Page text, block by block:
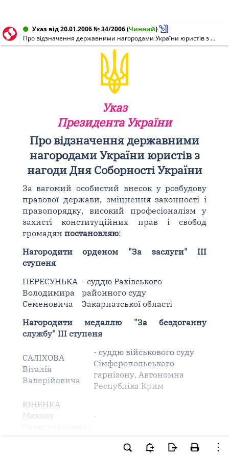
Указ від 20.01.2006 № 34/2006(Чинний)
Про відзначення державними нагородами України юристів з нагоди Дня Соборності України
Указ
Президента України
Про відзначення державними
нагородами України юристів з
нагоди Дня Соборності України
За вагомий особистий внесок у розбудову
правової держави, зміцнення законності і
правопорядку, високий професіоналізм у
захисті конституційних прав і свобод
громадян постановляю:
Нагородити орденом "За заслуги" III
ступеня
ПЕРЕСУНЬКА
Володимира
Семеновича
- суддю Рахівського
районного суду
Закарпатської області
Нагородити медаллю "За бездоганну
службу" III ступеня
САЛІХОВА
Віталія
Валерійовича
- суддю військового суду
Сімферопольського
гарнізону, Автономна
Республіка Крим
ЮНЕНКА
Миколу
-